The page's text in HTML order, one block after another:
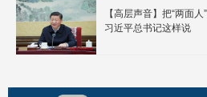
【高层声音】把“两面
习近平总书记这样说